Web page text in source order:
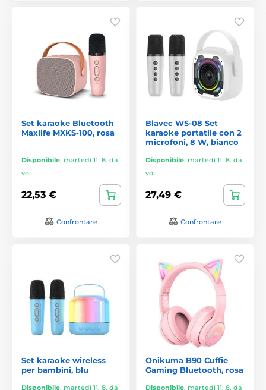
Set karaoke Bluetooth
Maxlife MXKS-100, rosa
Disponibile, martedì 11. 8. da
voi
22,53 €
Confrontare
Blavec WS-08 Set
karaoke portatile con 2
microfoni, 8 W, bianco
Disponibile, martedì 11. 8. da
voi
27,49 €
Confrontare
Set karaoke wireless
per bambini, blu
Disponibile, martedì 11. 8. da
Onikuma B90 Cuffie
Gaming Bluetooth, rosa
Disponibile, martedì 11. 8. da